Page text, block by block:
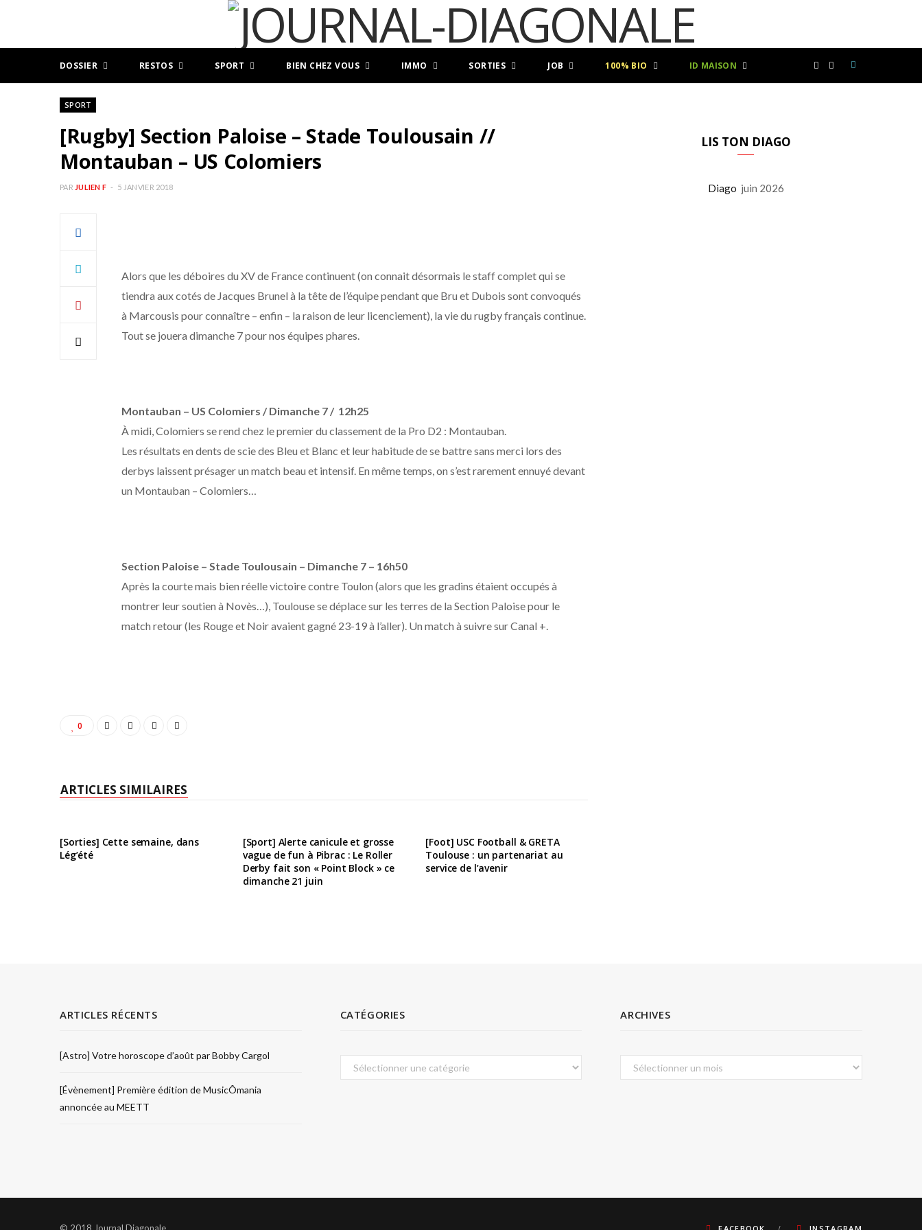
DOSSIER RESTOS SPORT BIEN CHEZ VOUS IMMO SORTIES JOB 100% BIO ID MAISON
SPORT
[Rugby] Section Paloise – Stade Toulousain //
Montauban – US Colomiers
PAR JULIEN F 5 JANVIER 2018
Alors que les déboires du XV de France continuent (on connait désormais le staff complet qui se
tiendra aux cotés de Jacques Brunel à la tête de l’équipe pendant que Bru et Dubois sont convoqués
à Marcousis pour connaître – enfin – la raison de leur licenciement), la vie du rugby français continue.
Tout se jouera dimanche 7 pour nos équipes phares.
Montauban – US Colomiers / Dimanche 7 / 12h25
À midi, Colomiers se rend chez le premier du classement de la Pro D2 : Montauban.
Les résultats en dents de scie des Bleu et Blanc et leur habitude de se battre sans merci lors des
derbys laissent présager un match beau et intensif. En même temps, on s’est rarement ennuyé devant
un Montauban – Colomiers…
Section Paloise – Stade Toulousain – Dimanche 7 – 16h50
Après la courte mais bien réelle victoire contre Toulon (alors que les gradins étaient occupés à
montrer leur soutien à Novès…), Toulouse se déplace sur les terres de la Section Paloise pour le
match retour (les Rouge et Noir avaient gagné 23-19 à l’aller). Un match à suivre sur Canal +.
0
ARTICLES SIMILAIRES
[Sorties] Cette semaine, dans
Lég’été
[Sport] Alerte canicule et grosse
vague de fun à Pibrac : Le Roller
Derby fait son « Point Block » ce
dimanche 21 juin
[Foot] USC Football & GRETA
Toulouse : un partenariat au
service de l’avenir
LIS TON DIAGO
Diago juin 2026
ARTICLES RÉCENTS
[Astro] Votre horoscope d’août par Bobby Cargol
[Évènement] Première édition de MusicÔmania
annoncée au MEETT
CATÉGORIES
Catégories
ARCHIVES
Archives